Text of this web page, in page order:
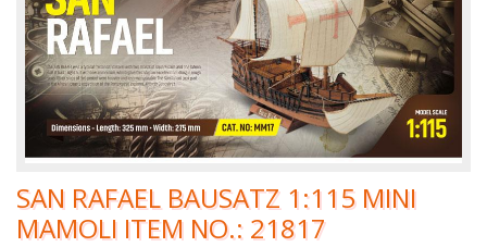
SAN RAFAEL BAUSATZ 1:115 MINI
MAMOLI ITEM NO.: 21817